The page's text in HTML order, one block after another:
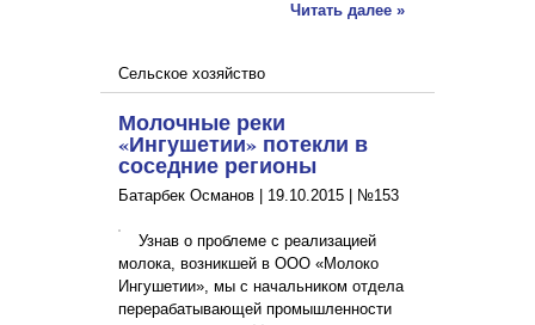
Читать далее »
Сельское хозяйство
Молочные реки
«Ингушетии» потекли в
соседние регионы
Батарбек Османов | 19.10.2015 №153
Узнав о проблеме с реализацией
молока, возникшей в ООО «Молоко
Ингушетии», мы с начальником отдела
перерабатывающей промышленности